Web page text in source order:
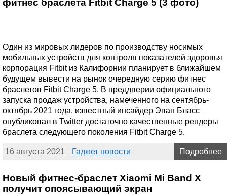
фитнес браслета Fitbit Charge 5 (3 фото)
Один из мировых лидеров по производству носимых
мобильных устройств для контроля показателей здоровья
корпорация Fitbit из Калифорнии планирует в ближайшем
будущем вывести на рынок очередную серию фитнес
браслетов Fitbit Charge 5. В преддверии официального
запуска продаж устройства, намеченного на сентябрь-
октябрь 2021 года, известный инсайдер Эван Бласс
опубликовал в Twitter достаточно качественные рендеры
браслета следующего поколения Fitbit Charge 5.
16 августа 2021 Гаджет новости Подробнее
Новый фитнес-браслет Xiaomi Mi Band X
получит опоясывающий экран